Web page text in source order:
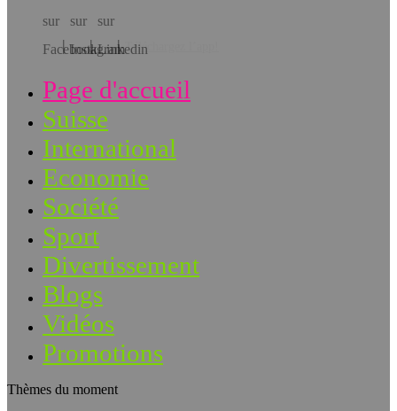
Téléchargez l’app!
Page d'accueil
Suisse
International
Economie
Société
Sport
Divertissement
Blogs
Vidéos
Promotions
Thèmes du moment